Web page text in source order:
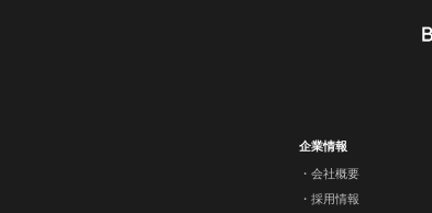
企業情報
会社概要
採用情報